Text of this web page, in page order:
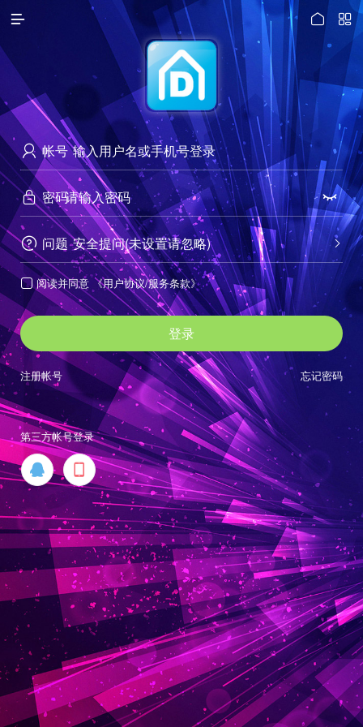
 

 帐号
 密码 
 问题 
安全提问(未设置请忽略)
 阅读并同意 《用户协议/服务条款》
登录
忘记密码
注册帐号
第三方帐号登录
 